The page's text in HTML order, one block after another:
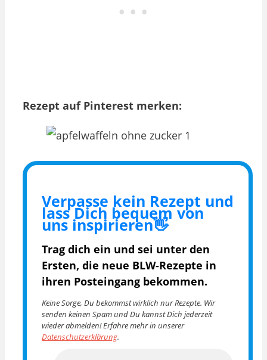
Rezept auf Pinterest merken:
Verpasse kein Rezept und
lass Dich bequem von
uns inspirieren👋
Trag dich ein und sei unter den
Ersten, die neue BLW-Rezepte in
ihren Posteingang bekommen.
Keine Sorge, Du bekommst wirklich nur Rezepte. Wir
senden keinen Spam und Du kannst Dich jederzeit
wieder abmelden! Erfahre mehr in unserer
Datenschutzerklärung.